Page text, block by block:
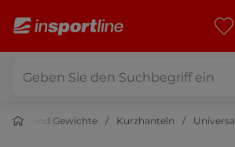
und Gewichte Kurzhanteln